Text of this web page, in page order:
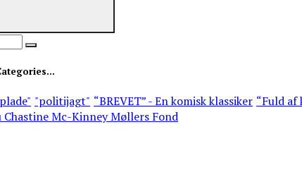
"politijagt" “BREVET” - En komisk klassiker “Fuld af
Mc-Kinney Møllers Fond